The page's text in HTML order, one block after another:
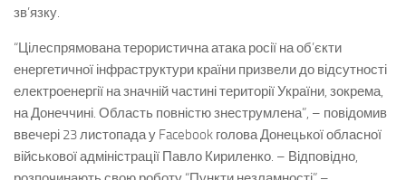
зв’язку.
“Цілеспрямована терористична атака росії на об’єкти
енергетичної інфраструктури країни призвели до відсутності
електроенергії на значній частині території України, зокрема,
на Донеччині. Область повністю знеструмлена”, – повідомив
ввечері 23 листопада у Facebook голова Донецької обласної
військової адміністрації Павло Кириленко. – Відповідно,